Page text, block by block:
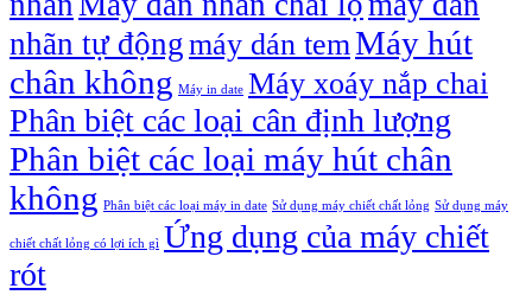
nhãn tự độngmáy dán temMáy hút
chân không Máy in date Máy xoáy nắp chai
Phân biệt các loại cân định lượng
Phân biệt các loại máy hút chân
không Phân biệt các loại máy in date Sử dụng máy chiết chất lỏng Sử dụng máy
chiết chất lỏng có lợi ích gì Ứng dụng của máy chiết
rót